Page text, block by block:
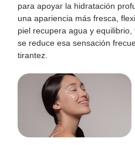
para apoyar la hidratación
una apariencia más fresca,
piel recupera agua y
se reduce esa sensación
tirantez.